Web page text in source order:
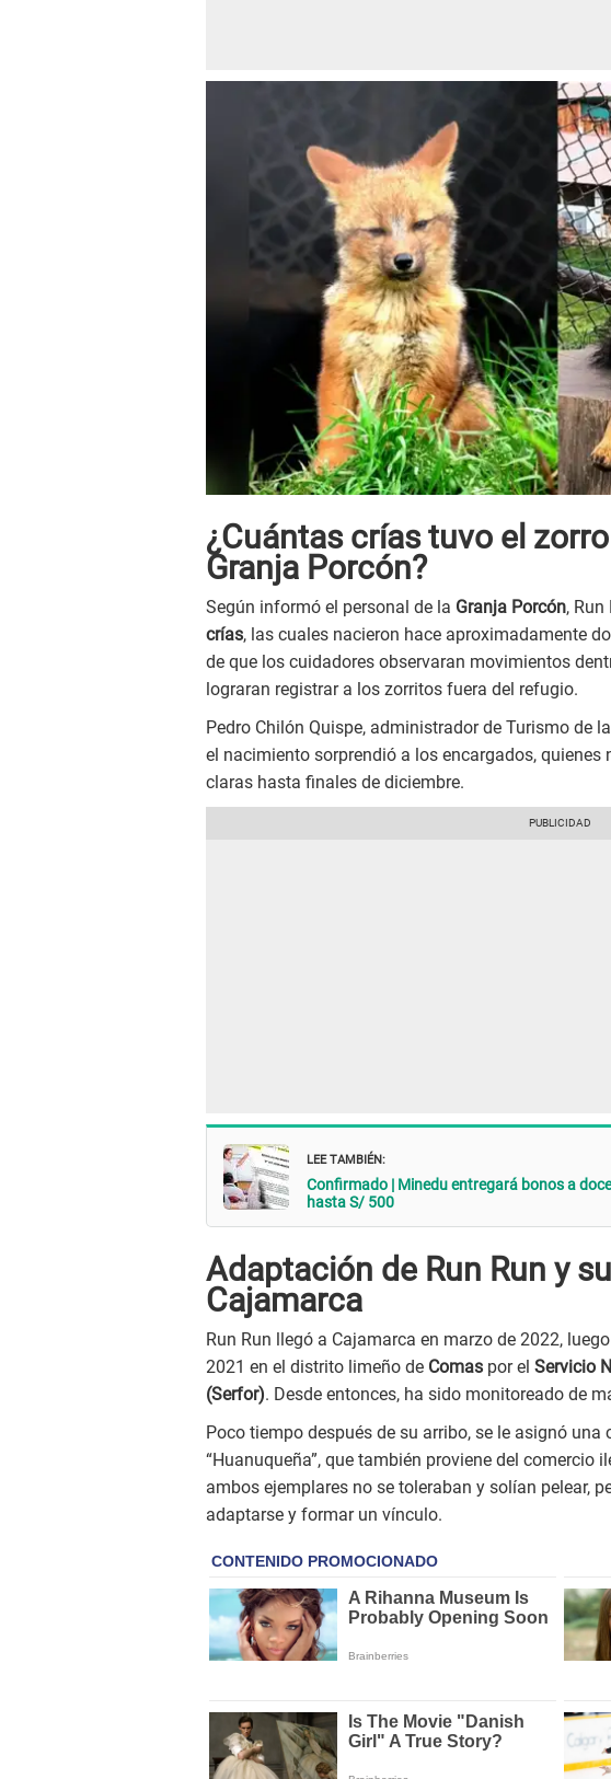
¿Cuántas crías tuvo el
Granja Porcón?
Según informó el personal de la Granja Porcón, Run
crías, las cuales nacieron hace aproximadamente
de que los cuidadores observaran movimientos
lograran registrar a los zorritos fuera del refugio.
Pedro Chilón Quispe, administrador de Turismo de
el nacimiento sorprendió a los encargados,
claras hasta finales de diciembre.
LEE TAMBIÉN:
Confirmado | Minedu entregará bonos a
hasta S/ 500
Adaptación de Run Run y
Cajamarca
Run Run llegó a Cajamarca en marzo de 2022,
2021 en el distrito limeño de Comas por el Servicio
(Serfor). Desde entonces, ha sido monitoreado de
Poco tiempo después de su arribo, se le asignó
“Huanuqueña”, que también proviene del comercio
ambos ejemplares no se toleraban y solían pelear,
adaptarse y formar un vínculo.